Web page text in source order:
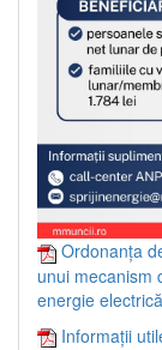
Ordonanța
unui mecanism
energie
Informații